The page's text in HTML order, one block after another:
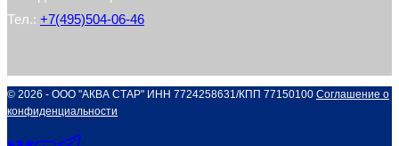
Тел.: +7(495)504-06-46
© 2026 - ООО "АКВА СТАР" ИНН 7724258631/КПП 77150100 Соглашение о
конфиденциальности